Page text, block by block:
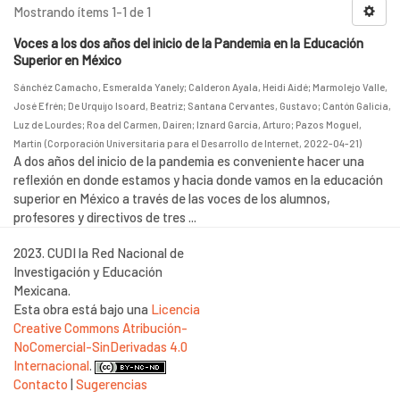
Mostrando ítems 1-1 de 1
Voces a los dos años del inicio de la Pandemia en la Educación
Superior en México
Sánchéz Camacho, Esmeralda Yanely; Calderon Ayala, Heidi Aidé; Marmolejo Valle,
José Efrén; De Urquijo Isoard, Beatriz; Santana Cervantes, Gustavo; Cantón Galicia,
Luz de Lourdes; Roa del Carmen, Dairen; Iznard García, Arturo; Pazos Moguel,
Martin (Corporación Universitaria para el Desarrollo de Internet, 2022-04-21)
A dos años del inicio de la pandemia es conveniente hacer una
reflexión en donde estamos y hacia donde vamos en la educación
superior en México a través de las voces de los alumnos,
profesores y directivos de tres ...
2023. CUDI la Red Nacional de
Investigación y Educación
Mexicana.
Esta obra está bajo una Licencia
Creative Commons Atribución-
NoComercial-SinDerivadas 4.0
Internacional.
Contacto |Sugerencias